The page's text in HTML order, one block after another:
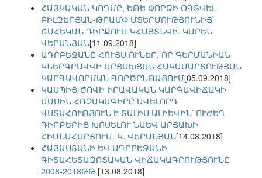
ՀԱՅԿԱԿԱՆ ԿՈՂՄԸ, ԵԹԵ ՓՈՐՁԻ ՕԳՏՎԵԼ
ԲԻԼԶԵՐՅԱՆ-ԹՐԱՄՓ ՄՏԵՐՄՈՒԹՅՈՒՆԻՑ՝
ՇԱՀԵԿԱՆ ԴԻՐՔՈՒՄ ԿՀԱՅՏՆՎԻ. ԿԱՐԵՆ
ՎԵՐԱՆՅԱՆ[11.09.2018]
ԱԴՐԲԵՋԱՆԸ ՀՈՒՅՍ ՈՒՆԵՐ, ՈՐ ԳԵՐՄԱՆԻԱՆ
ԿՆԵՐԳՐԱՎՎԻ ԱՐՑԱԽՅԱՆ ՀԱԿԱՄԱՐՏՈՒԹՅԱՆ
ԿԱՐԳԱՎՈՐՄԱՆ ԳՈՐԾԸՆԹԱՑՈՒՄ[05.09.2018]
ԿԱՍՊԻՑ ԾՈՎԻ ԻՐԱՎԱԿԱՆ ԿԱՐԳԱՎԻՃԱԿԻ
ՄԱՍԻՆ ՀՌՉԱԿԱԳԻՐԸ ԱՎԵԼՈՐԴ
ՎՍՏԱՀՈՒԹՅՈՒՆ Է ՏԱԼԻՍ ԱԼԻԵՎԻՆ՝ ՈՒԺԵՂ
ԴԻՐՔԵՐԻՑ ԽՈՍԵԼՈՒ ՆԱԵՎ ԱՐՑԱԽԻ
ՀԻՄՆԱՀԱՐՑՈՒՄ. Կ. ՎԵՐԱՆՅԱՆ[14.08.2018]
ՀԱՅԱՍՏԱՆԻ ԵՎ ԱԴՐԲԵՋԱՆԻ
ԳԻՏԱՀԵՏԱԶՈՏԱԿԱՆ ՎԻՃԱԿԱԳՐՈՒԹՅՈՒՆԸ
2008-2018ԹԹ.[13.08.2018]